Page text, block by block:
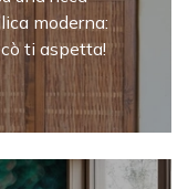
moderna:
ti aspetta!